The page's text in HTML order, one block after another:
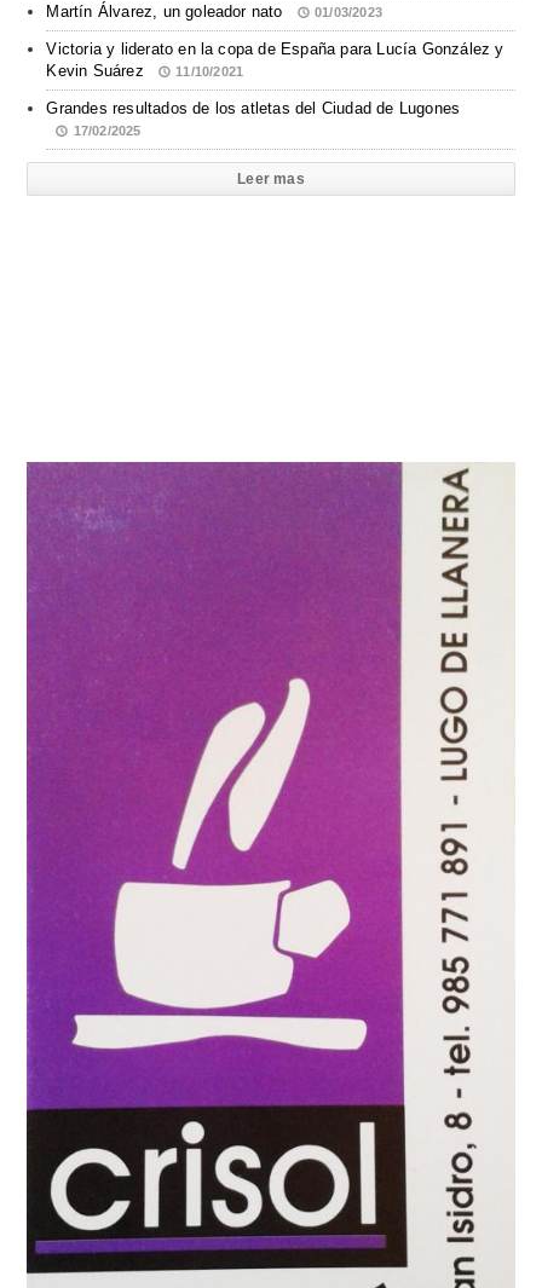
Martín Álvarez, un goleador nato 01/03/2023
Victoria y liderato en la copa de España para Lucía González y
Kevin Suárez
11/10/2021
Grandes resultados de los atletas del Ciudad de Lugones
17/02/2025
Leer mas